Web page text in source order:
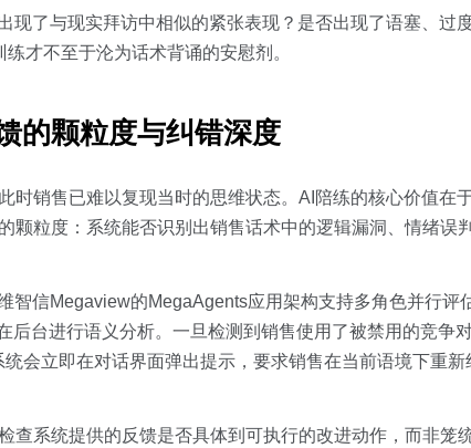
现了与现实拜访中相似的紧张表现？是否出现了语塞、过
才不至于沦为话术背诵的安慰剂。
的颗粒度与纠错深度
时销售已难以复现当时的思维状态。AI陪练的核心价值在
颗粒度：系统能否识别出销售话术中的逻辑漏洞、情绪误
智信Megaview的MegaAgents应用架构支持多角色并行评
后台进行语义分析。一旦检测到销售使用了被禁用的竞争
会立即在对话界面弹出提示，要求销售在当前语境下重新
查系统提供的反馈是否具体到可执行的改进动作，而非笼